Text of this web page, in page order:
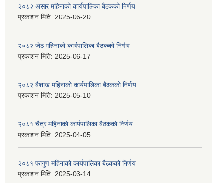
२०८२ असार महिनाको कार्यपालिका बैठकको निर्णय
प्रकाशन मिति: 2025-06-20
२०८२ जेठ महिनाको कार्यपालिका बैठकको निर्णय
प्रकाशन मिति: 2025-06-17
२०८२ बैशाख महिनाको कार्यपालिका बैठकको निर्णय
प्रकाशन मिति: 2025-05-10
२०८१ चैत्र महिनाको कार्यपालिका बैठकको निर्णय
प्रकाशन मिति: 2025-04-05
२०८१ फागुण महिनाको कार्यपालिका बैठकको निर्णय
प्रकाशन मिति: 2025-03-14